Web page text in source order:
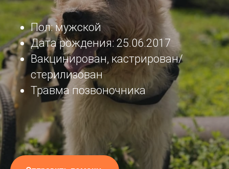
Пол: мужской
Дата рождения: 25.06.2017
Вакцинирован, кастрирован/
стерилизован
Травма позвоночника